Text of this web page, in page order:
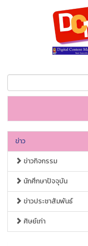
ข่าว
ข่าวกิจกรรม
นักศึกษาปัจจุบัน
ข่าวประชาสัมพันธ์
ศิษย์เก่า